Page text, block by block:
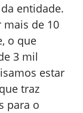
entidade.
mais de 10
o que
3 mil
estar
traz
para o